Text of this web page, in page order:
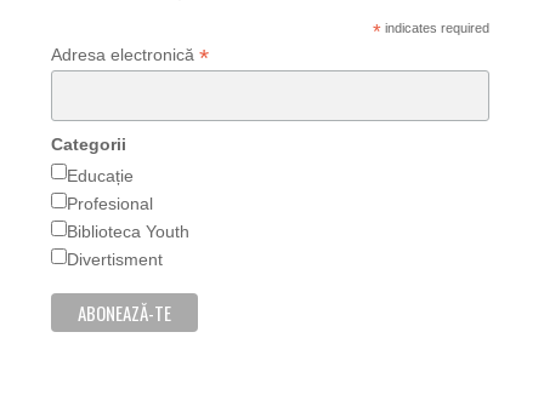
*indicates required
Adresa electronică *
Categorii
Educație
Profesional
Biblioteca Youth
Divertisment